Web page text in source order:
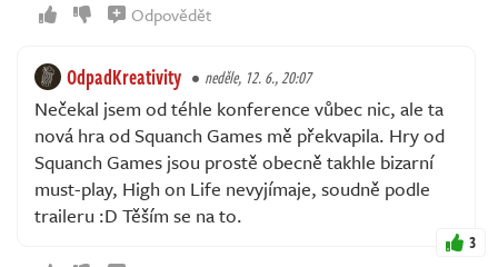
Odpovědět
OdpadKreativity neděle, 12. 6., 20:07
Nečekal jsem od téhle konference vůbec nic, ale ta
nová hra od Squanch Games mě překvapila. Hry od
Squanch Games jsou prostě obecně takhle bizarní
must-play, High on Life nevyjímaje, soudně podle
traileru :D Těším se na to.
3